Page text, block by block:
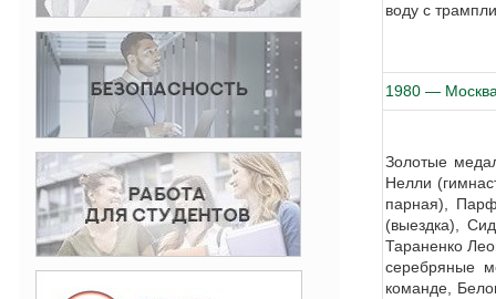
воду с
1980 —
Золотые
Нелли
парная),
(выездка),
Тараненко
серебряные
команде,